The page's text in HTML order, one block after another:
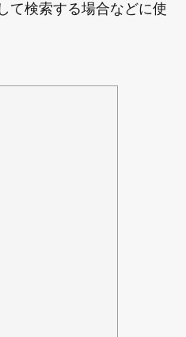
て検索する場合などに使